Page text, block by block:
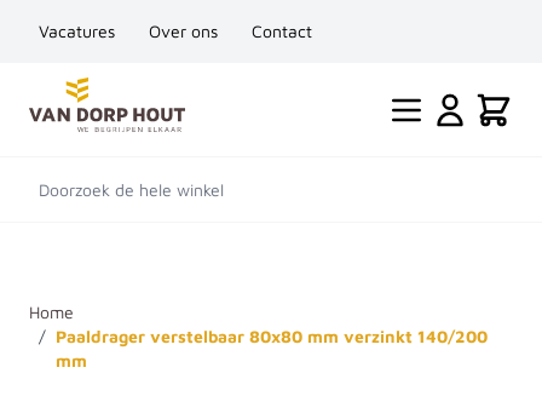
Vacatures Over ons Contact
Ga naar de inhoud
Cart
Doorzoek de hele winkel
Home
/ Paaldrager verstelbaar 80x80 mm verzinkt 140/200
mm